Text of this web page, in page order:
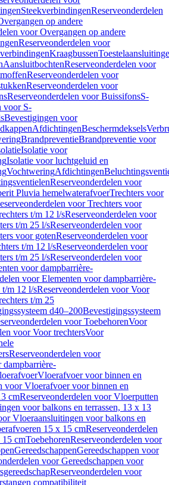
SteekverbindingenReserveonderdelen
op andere
voor Overgangen op andere
Reserveonderdelen voor
Kraagbussen
AansluitbochtenReserveonderdelen voor
Reserveonderdelen voor
Reserveonderdelen voor
Reserveonderdelen voor BuissifonsS-
voor S-
Bevestigingen voor
AfdichtingenBeschermdeksels
BrandpreventieBrandpreventie voor
Isolatie voor
Isolatie voor luchtgeluid en
VochtweringAfdichtingen
Reserveonderdelen voor
Pluvia hemelwaterafvoerTrechters voor
voor Trechters voor
t/m 12 l/sReserveonderdelen voor
t/m 25 l/sReserveonderdelen voor
voor gotenReserveonderdelen voor
t/m 12 l/sReserveonderdelen voor
t/m 25 l/sReserveonderdelen voor
voor dampbarrière-
voor Elementen voor dampbarrière-
t/m 12 l/sReserveonderdelen voor Voor
t/m 25
d40–200Bevestigingssysteem
voor ToebehorenVoor
voor Voor trechtersVoor
Reserveonderdelen voor
dampbarrière-
Vloerafvoer voor binnen en
voor Vloerafvoer voor binnen en
cmReserveonderdelen voor Vloerputten
voor balkons en terrassen, 13 x 13
Vloeraansluitingen voor balkons en
15 x 15 cmReserveonderdelen
cmToebehorenReserveonderdelen voor
GereedschappenGereedschappen voor
voor Gereedschappen voor
Reserveonderdelen voor
compatibiliteit